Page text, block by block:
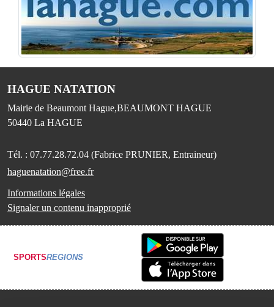
HAGUE NATATION
Mairie de Beaumont Hague,BEAUMONT HAGUE
50440 La HAGUE
Tél. : 07.77.28.72.04 (Fabrice PRUNIER, Entraineur)
haguenatation@free.fr
Informations légales
Signaler un contenu inapproprié
SPORTSREGIONS